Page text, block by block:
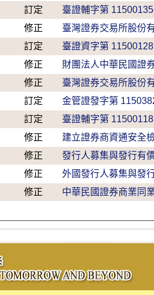
訂定
臺證輔字第
修正
臺灣證券交易所股份
訂定
臺證資字第
修正
財團法人中華民國證
修正
臺灣證券交易所股份
訂定
金管證發字第
訂定
臺證輔字第
修正
建立證券商資通安全
修正
發行人募集與發行有
修正
外國發行人募集與發
修正 中華民國證券商業同